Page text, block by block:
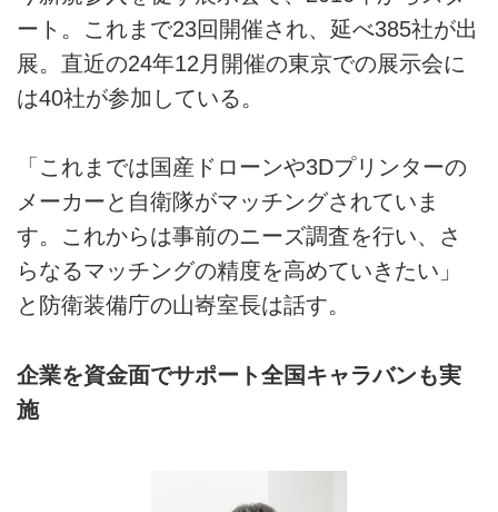
ート。これまで23回開催され、延べ385社が出
展。直近の24年12月開催の東京での展示会に
は40社が参加している。
「これまでは国産ドローンや3Dプリンターの
メーカーと自衛隊がマッチングされていま
す。これからは事前のニーズ調査を行い、さ
らなるマッチングの精度を高めていきたい」
と防衛装備庁の山㟢室長は話す。
企業を資金面でサポート全国キャラバンも実
施